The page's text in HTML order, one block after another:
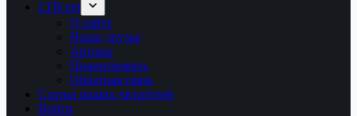
LTB.net
О сайте
Наши друзья
Авторы
Пожертвовать
Обратная связь
Статьи наших читателей
Войти